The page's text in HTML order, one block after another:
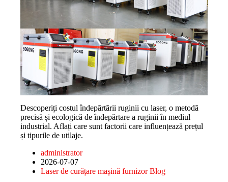
Descoperiți costul îndepărtării ruginii cu laser, o metodă
precisă și ecologică de îndepărtare a ruginii în mediul
industrial. Aflați care sunt factorii care influențează prețul
și tipurile de utilaje.
administrator
2026-07-07
Laser de curățare mașină furnizor Blog